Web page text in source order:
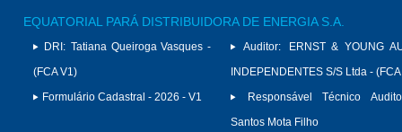
EQUATORIAL PARÁ DISTRIBUIDORA DE ENERGIA S.A.
DRI: Tatiana Queiroga Vasques -
(FCA V1)
Formulário Cadastral - 2026 - V1
Auditor:
ERNST & YOUNG
INDEPENDENTES S/S Ltda -
Responsável Técnico
Santos Mota Filho